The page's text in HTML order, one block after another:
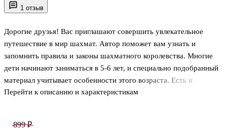
1 отзыв
Дорогие друзья! Вас приглашают совершить увлекательное
путешествие в мир шахмат. Автор поможет вам узнать и
запомнить правила и законы шахматного королевства. Многие
дети начинают заниматься в 5-6 лет, и специально подобранный
материал учитывает особенности этого возраста. Есть и
серьезные шахматные задачи и занимательные, тестовые
условиях. В добрый путь!
Перейти к описанию и характеристикам
899 ₽